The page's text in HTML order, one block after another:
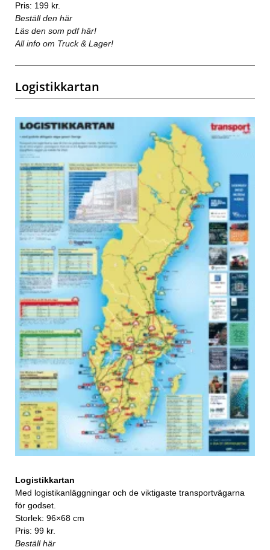
Pris: 199 kr.
Beställ den här
Läs den som pdf här!
All info om Truck & Lager!
Logistikkartan
Logistikkartan
Med logistikanläggningar och de viktigaste transportvägarna
för godset.
Storlek: 96×68 cm
Pris: 99 kr.
Beställ här